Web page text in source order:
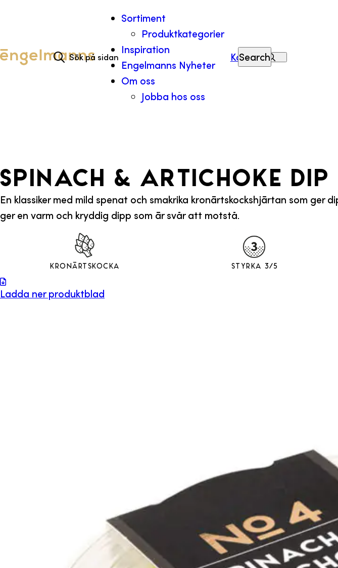
Sortiment
Produktkategorier
Inspiration
Engelmanns Nyheter
Om oss
Jobba hos oss
Search
Kontakt
Spinach & artichoke dip
En klassiker med mild spenat och smakrika kronärtskockshjärtan som
ger en varm och kryddig dipp som är svår att motstå.
Kronärtskocka Styrka 3/5
Ladda ner produktblad